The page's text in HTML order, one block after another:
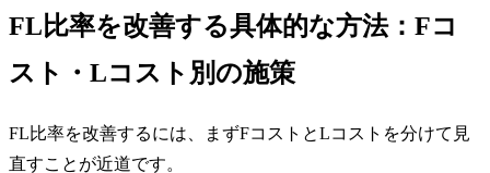
FL比率を改善する具体的な方法：Fコ
スト・Lコスト別の施策
FL比率を改善するには、まずFコストとLコストを分けて見
直すことが近道です。